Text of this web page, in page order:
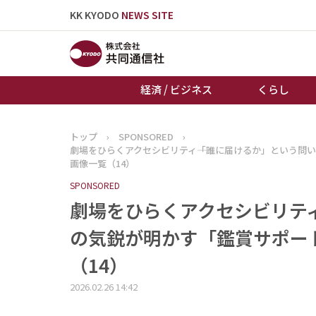
KK KYODO NEWS SITE
経済 / ビジネス くらし
トップページ
トップ › SPONSORED
›
劇場をひらくアクセシビリティ――「誰に届けるか」という
画像一覧（14）
SPONSORED
劇場をひらくアクセシビリテ
の気鋭が明かす「鑑賞サポ
（14）
2026.02.26 14:42